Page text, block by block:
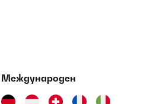
Международен